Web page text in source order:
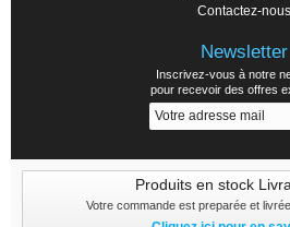
Contactez-nous
Newsletter
Inscrivez-vous à notre
pour recevoir des offres
Produits en stock
Votre commande est preparée et